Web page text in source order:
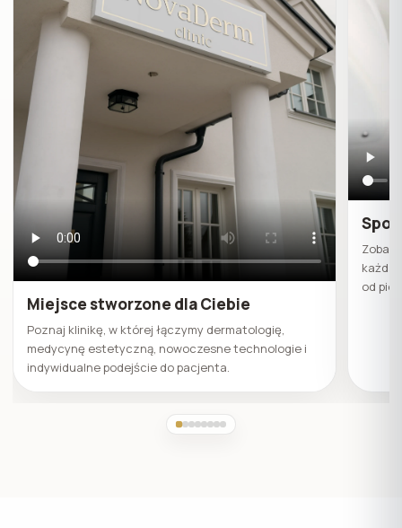
Miejsce stworzone dla Ciebie
Poznaj klinikę, w której łączymy dermatologię,
medycynę estetyczną, nowoczesne technologie i
indywidualne podejście do pacjenta.
każda
od